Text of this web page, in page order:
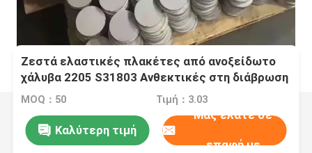
Ζεστά ελαστικές πλακέτες από ανοξείδωτο
χάλυβα 2205 S31803 Ανθεκτικές στη διάβρωση
MOQ：50 Τιμή：3.03
Καλύτερη τιμή
Μας ελάτε σε
επαφή με